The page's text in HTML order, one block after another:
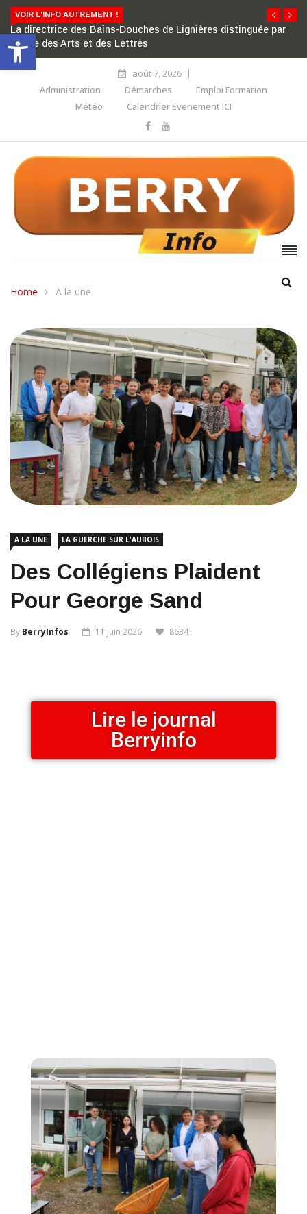
Ouvrir la barre d’outils
VOIR L'INFO AUTREMENT !
La directrice des Bains-Douches de Lignières distinguée par
l’ordre des Arts et des Lettres
août 7, 2026
Administration
Démarches
Emploi Formation
Météo
Calendrier Evenement ICI
Home A la une
A LA UNE LA GUERCHE SUR L'AUBOIS
Des Collégiens Plaident
Pour George Sand
By BerryInfos 11 Juin 2026 8634
Lire le journal
Berryinfo